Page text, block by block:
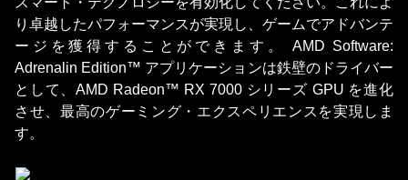
り卓越したパフォーマンスが実現し、ゲームでアドバンテ
ージを獲得することができます。 AMD Software:
Adrenalin Edition™ アプリケーションは鉄壁のドライバー
として、AMD Radeon™ RX 7000 シリーズ GPU を進化
させ、最高のゲーミング・エクスペリエンスを実現しま
す。